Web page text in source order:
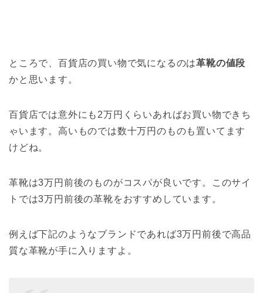
ところで、百貨店の買い物で気になるのは革靴の値段
かと思います。
百貨店では意外にも2万円くらいあればお買い物できち
ゃいます。高いものでは数十万円のものも置いてます
けどね。
革靴は3万円前後のものがコスパが良いです。このサイ
トでは3万円前後の革靴をおすすめしています。
例えば下記のようなブランドであれば3万円前後で高品
質な革靴が手に入りますよ。